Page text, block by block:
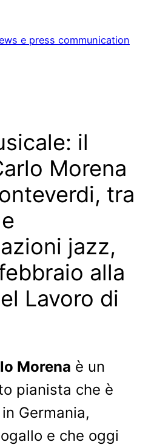
e press communication
il
Morena
tra
jazz,
alla
Lavoro di
Morena è un
pianista che è
Germania,
e che oggi